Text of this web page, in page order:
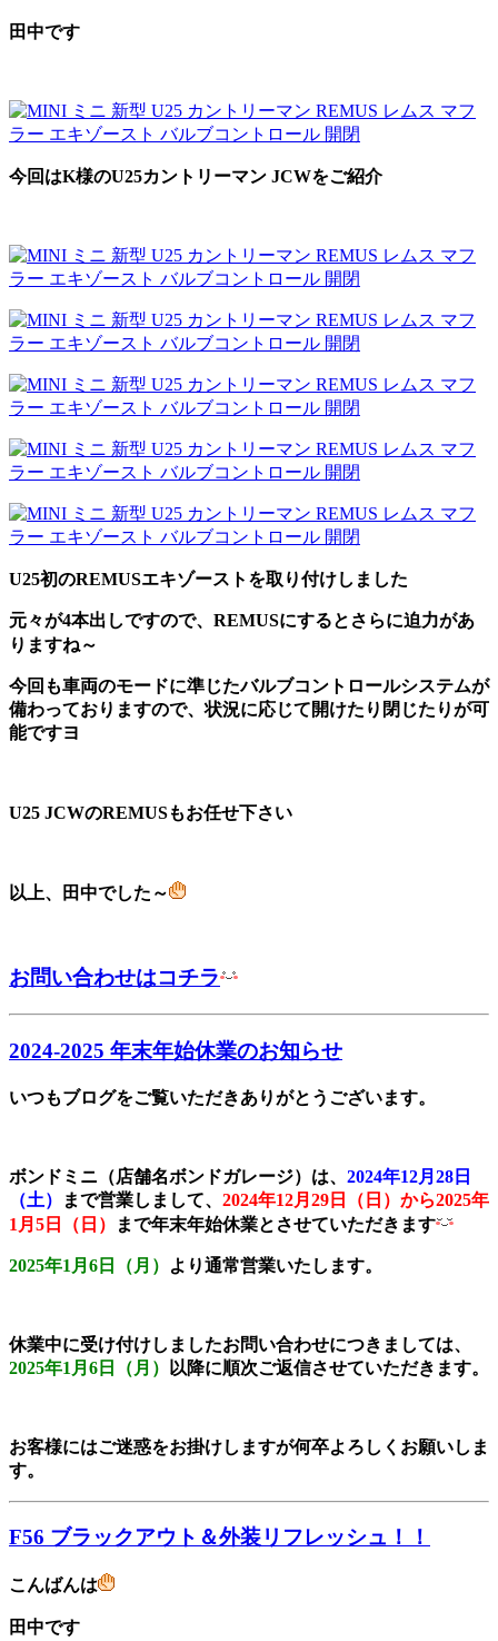
田中です
今回はK様のU25カントリーマン JCWをご紹介
U25初のREMUSエキゾーストを取り付けしました
元々が4本出しですので、REMUSにするとさらに迫力があ
りますね～
今回も車両のモードに準じたバルブコントロールシステムが
備わっておりますので、状況に応じて開けたり閉じたりが可
能ですヨ
U25 JCWのREMUSもお任せ下さい
以上、田中でした～
お問い合わせはコチラ
2024-2025 年末年始休業のお知らせ
いつもブログをご覧いただきありがとうございます。
ボンドミニ（店舗名ボンドガレージ）は、 2024年12月28日
（土）
まで営業しまして、 2024年12月29日（日）から2025年
1月5日（日）
まで年末年始休業とさせていただきます
2025年1月6日（月） より通常営業いたします。
休業中に受け付けしましたお問い合わせにつきましては、
2025年1月6日（月）
以降に順次ご返信させていただきます。
お客様にはご迷惑をお掛けしますが何卒よろしくお願いしま
す。
F56 ブラックアウト＆外装リフレッシュ！！
こんばんは
田中です